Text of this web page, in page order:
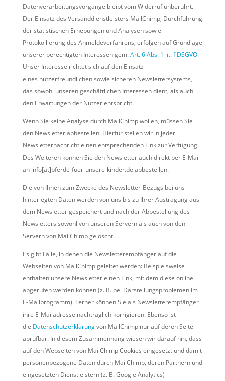
Datenverarbeitungsvorgänge bleibt vom Widerruf unberührt.
Der Einsatz des Versanddienstleisters MailChimp, Durchführung
der statistischen Erhebungen und Analysen sowie
Protokollierung des Anmeldeverfahrens, erfolgen auf Grundlage
unserer berechtigten Interessen gem.Art. 6 Abs. 1 lit. f DSGVO.
Unser Interesse richtet sich auf den Einsatz
eines nutzerfreundlichen sowie sicheren Newslettersystems,
das sowohl unseren geschäftlichen Interessen dient, als auch
den Erwartungen der Nutzer entspricht.
Wenn Sie keine Analyse durch MailChimp wollen, müssen Sie
den Newsletter abbestellen. Hierfür stellen wir in jeder
Newsletternachricht einen entsprechenden Link zur Verfügung.
Des Weiteren können Sie den Newsletter auch direkt per E-Mail
an info[at]pferde-fuer-unsere-kinder.de abbestellen.
Die von Ihnen zum Zwecke des Newsletter-Bezugs bei uns
hinterlegten Daten werden von uns bis zu Ihrer Austragung aus
dem Newsletter gespeichert und nach der Abbestellung des
Newsletters sowohl von unseren Servern als auch von den
Servern von MailChimp gelöscht.
Es gibt Fälle, in denen die Newsletterempfänger auf die
Webseiten von MailChimp geleitet werden: Beispielsweise
enthalten unsere Newsletter einen Link, mit dem diese online
abgerufen werden können (z. B. bei Darstellungsproblemen im
E-Mailprogramm). Ferner können Sie als Newsletterempfänger
ihre E-Mailadresse nachträglich korrigieren. Ebenso ist
die Datenschutzerklärungvon MailChimp nur auf deren Seite
abrufbar. In diesem Zusammenhang wiesen wir darauf hin, dass
auf den Webseiten von MailChimp Cookies eingesetzt und damit
personenbezogene Daten durch MailChimp, deren Partnern und
eingesetzten Dienstleistern (z. B. Google Analytics)